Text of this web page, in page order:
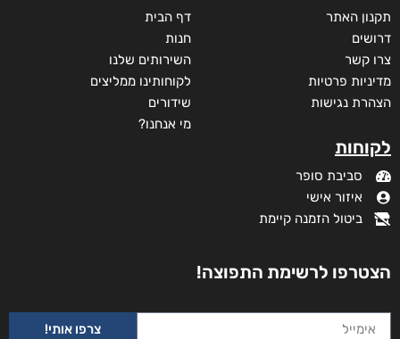
תקנון האתר
דרושים
צרו קשר
מדיניות פרטיות
הצהרת נגישות
לקוחות
סביבת סופר
איזור אישי
ביטול הזמנה קיימת
דף הבית
חנות
השירותים שלנו
לקוחותינו ממליצים
שידורים
מי אנחנו?
הצטרפו לרשימת התפוצה!
צרפו אותי!